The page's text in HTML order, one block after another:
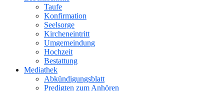
Taufe
Konfirmation
Seelsorge
Kircheneintritt
Umgemeindung
Hochzeit
Bestattung
Mediathek
Abkündigungsblatt
Predigten zum Anhören